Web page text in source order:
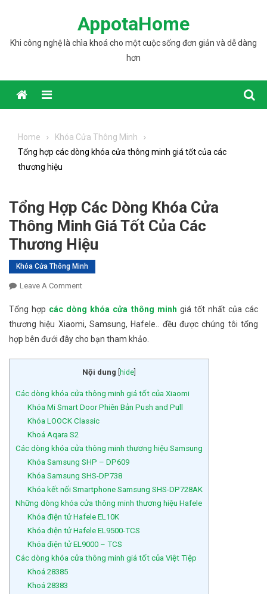
AppotaHome
Khi công nghệ là chìa khoá cho một cuộc sống đơn giản và dễ dàng
hơn
Home
Khóa Cửa Thông Minh
Tổng hợp các dòng khóa cửa thông minh giá tốt của các
thương hiệu
Tổng Hợp Các Dòng Khóa Cửa
Thông Minh Giá Tốt Của Các
Thương Hiệu
Khóa Cửa Thông Minh
Leave A Comment
Tổng hợp các dòng khóa cửa thông minh giá tốt nhất của các
thương hiệu Xiaomi, Samsung, Hafele.. đều được chúng tôi tổng
hợp bên đưới đây cho bạn tham khảo.
Nội dung hide
Các dòng khóa cửa thông minh giá tốt của Xiaomi
Khóa Mi Smart Door Phiên Bản Push and Pull
Khóa LOOCK Classic
Khoá Aqara S2
Các dòng khóa cửa thông minh thương hiệu Samsung
Khóa Samsung SHP – DP609
Khóa Samsung SHS-DP738
Khóa kết nối Smartphone Samsung SHS-DP728AK
Những dòng khóa cửa thông minh thương hiệu Hafele
Khóa điện tử Hafele EL10K
Khóa điện tử Hafele EL9500-TCS
Khóa điện tử EL9000 – TCS
Các dòng khóa cửa thông minh giá tốt của Việt Tiệp
Khoá 28385
Khoá 28383